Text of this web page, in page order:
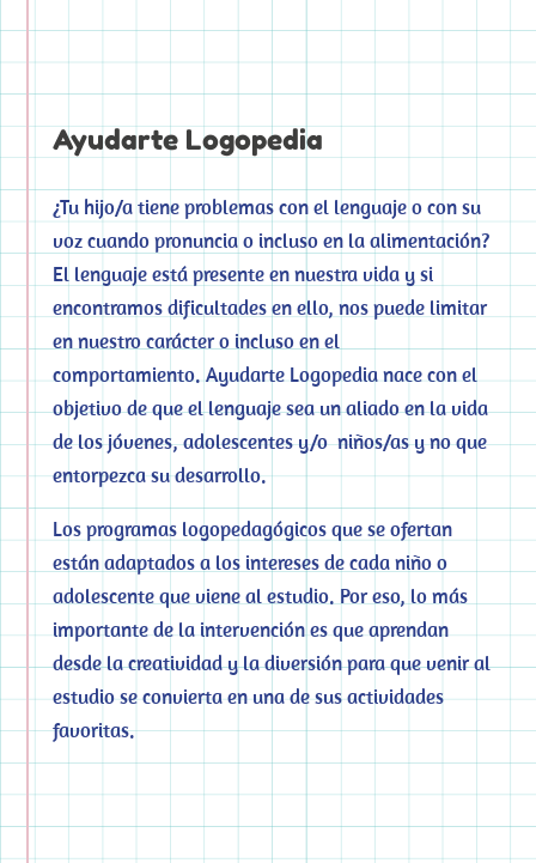
Ayudarte Logopedia
¿Tu hijo/a tiene problemas con el lenguaje o con su
voz cuando pronuncia o incluso en la alimentación?
El lenguaje está presente en nuestra vida y si
encontramos dificultades en ello, nos puede limitar
en nuestro carácter o incluso en el
comportamiento. Ayudarte Logopedia nace con el
objetivo de que el lenguaje sea un aliado en la vida
de los jóvenes, adolescentes y/o niños/as y no que
entorpezca su desarrollo.
Los programas logopedagógicos que se ofertan
están adaptados a los intereses de cada niño o
adolescente que viene al estudio. Por eso, lo más
importante de la intervención es que aprendan
desde la creatividad y la diversión para que venir al
estudio se convierta en una de sus actividades
favoritas.